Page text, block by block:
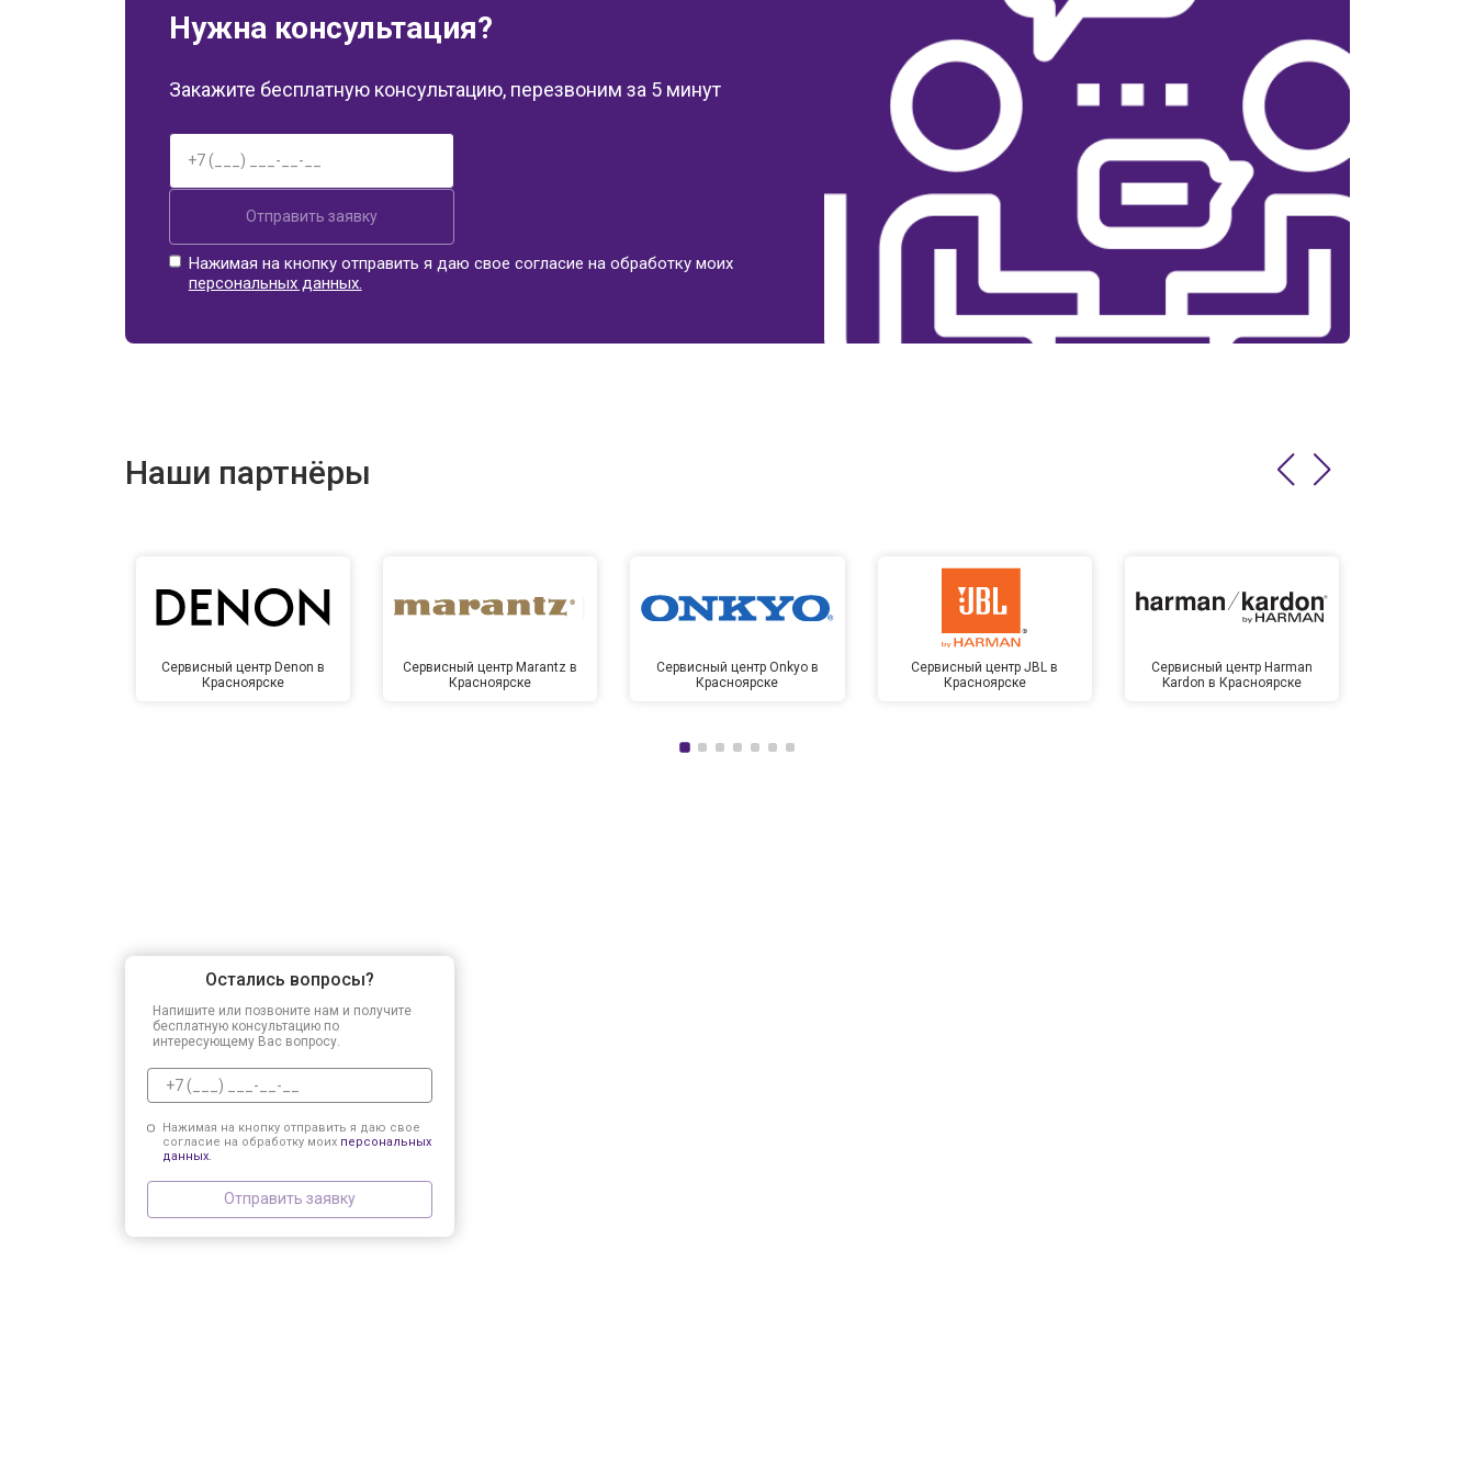
Нужна консультация?
Закажите бесплатную консультацию, перезвоним за 5 минут
Отправить заявку
Нажимая на кнопку отправить я даю свое согласие на обработку моих
персональных данных.
Наши партнёры
Сервисный центр Denon в
Красноярске
Сервисный центр Marantz в
Красноярске
Сервисный центр Onkyo в
Красноярске
Сервисный центр JBL в
Красноярске
Сервисный центр Harman
Kardon в Красноярске
Остались вопросы?
Напишите или позвоните нам и получите
бесплатную консультацию по
интересующему Вас вопросу.
Нажимая на кнопку отправить я даю свое
согласие на обработку моих персональных
данных.
Отправить заявку